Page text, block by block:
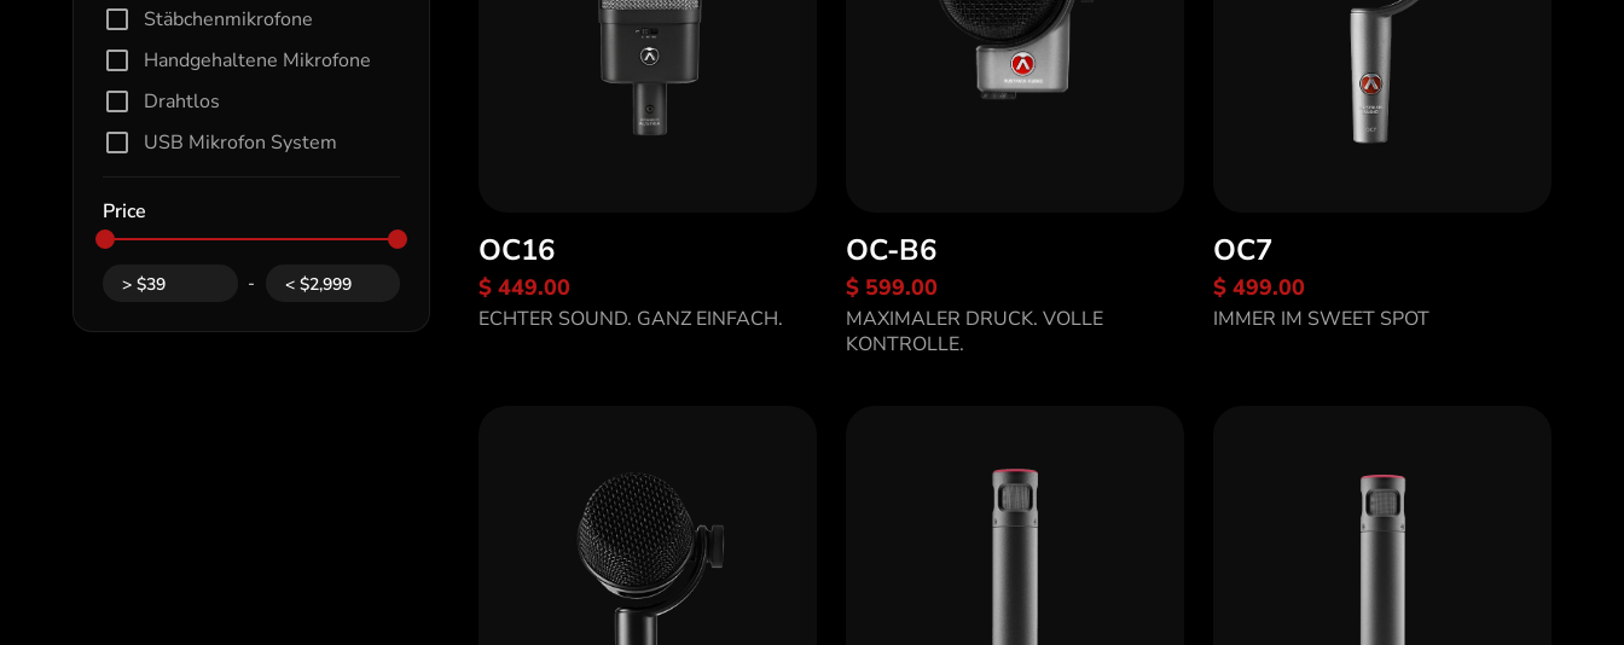
Stäbchenmikrofone
Handgehaltene Mikrofone
Drahtlos
USB Mikrofon System
Price
> $39 - < $2,999
OC16
$ 449.00
ECHTER SOUND. GANZ EINFACH.
Entdecke OC16
OC-B6
$ 599.00
MAXIMALER DRUCK. VOLLE
KONTROLLE.
Entdecke OC-B6
OC7
$ 499.00
IMMER IM SWEET SPOT
Entdecke OC7